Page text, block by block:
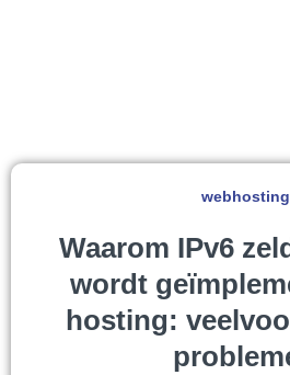
webhosting
Waarom IPv6
wordt
hosting: